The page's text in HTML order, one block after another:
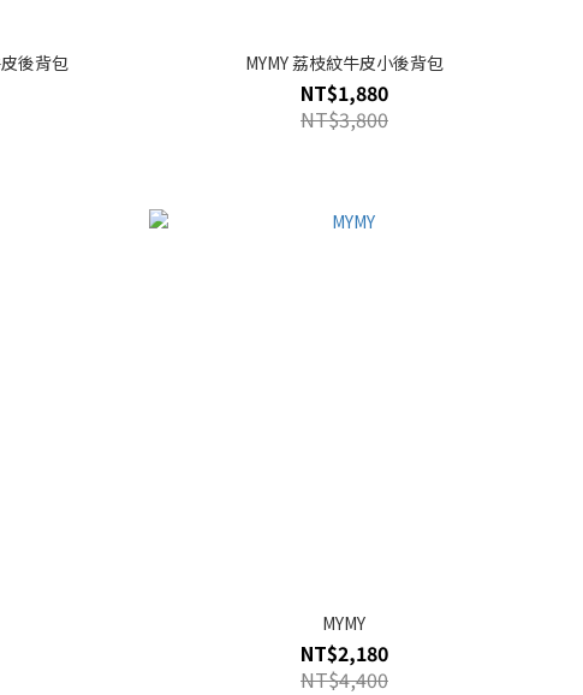
後背包 MYMY 荔枝紋牛皮小後背包
NT$1,880
NT$3,800
MYMY
NT$2,180
NT$4,400